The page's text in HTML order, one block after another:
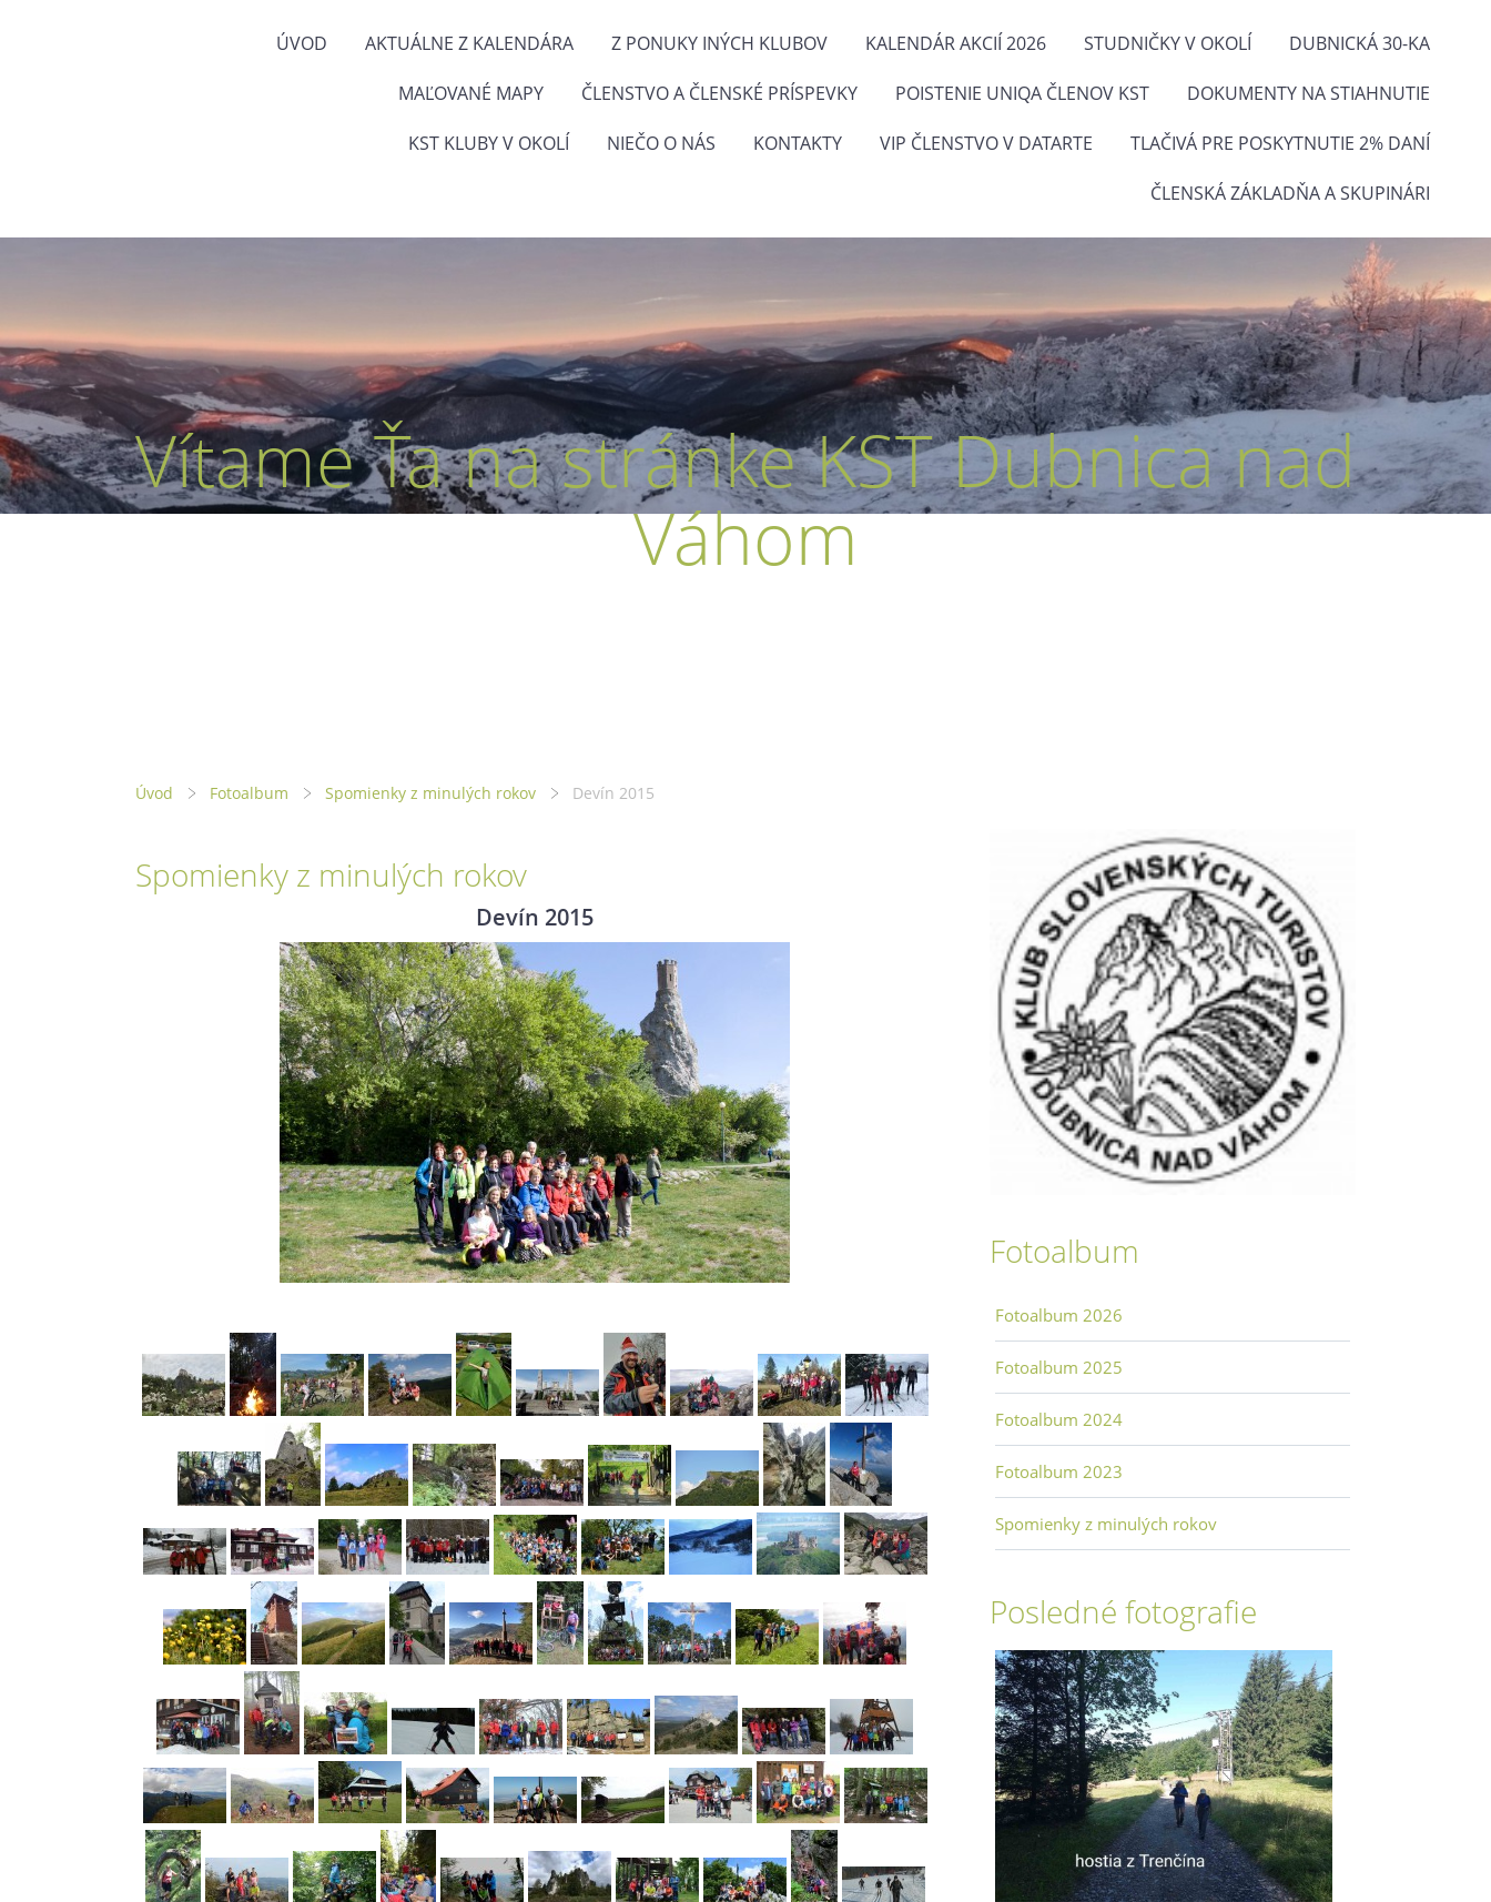
ÚVOD AKTUÁLNE Z KALENDÁRA Z PONUKY INÝCH KLUBOV KALENDÁR AKCIÍ 2026 STUDNIČKY V OKOLÍ DUBNICKÁ 30-KA
MAĽOVANÉ MAPY ČLENSTVO A ČLENSKÉ PRÍSPEVKY POISTENIE UNIQA ČLENOV KST DOKUMENTY NA STIAHNUTIE
KST KLUBY V OKOLÍ NIEČO O NÁS KONTAKTY VIP ČLENSTVO V DATARTE TLAČIVÁ PRE POSKYTNUTIE 2% DANÍ
ČLENSKÁ ZÁKLADŇA A SKUPINÁRI
Vítame Ťa na stránke KST Dubnica nad
Váhom
Úvod Fotoalbum Spomienky z minulých rokov Devín 2015
Spomienky z minulých rokov
Devín 2015
Fotoalbum
Fotoalbum 2026
Fotoalbum 2025
Fotoalbum 2024
Fotoalbum 2023
Spomienky z minulých rokov
Posledné fotografie